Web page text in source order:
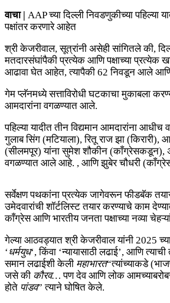
वाचा | AAP च्या दिल्ली निवडणुकीच्या पहिल्या
पक्षांतर करणारे आहेत
श्री केजरीवाल, सूत्रांनी असेही सांगितले की,
मतदारसंघांपैकी प्रत्येक आणि पक्षाच्या प्रत्येक
आढावा घेत आहेत, त्यापैकी 62 निवडून आले
गेम प्लॅनमध्ये सत्ताविरोधी घटकाचा मुकाबला
आमदारांना वगळण्यात आले.
पहिल्या यादीत तीन विद्यमान आमदारांना
गुलाब सिंग (मटियाला), रितू राज झा (किरारी),
(सीलमपूर) यांना सुमेश शौकीन
वगळण्यात आले आहे. , आणि झुबेर चौधरी
सर्वेक्षण पथकांना प्रत्येक जागेवरून फीडबॅक
उमेदवारांची शॉर्टलिस्ट तयार करण्याचे काम
काँग्रेस आणि भारतीय जनता पक्षाच्या नव्या
गेल्या आठवड्यात श्री केजरीवाल यांनी 2025
‘धर्मयुध‘, किंवा ‘न्यायासाठी लढाई’, आणि
समान लढाईशी केली महाभारत“त्यांच्याकडे
जसे की कौरव…पण देव आणि लोक
होते पांडव” त्याने घोषित केले.